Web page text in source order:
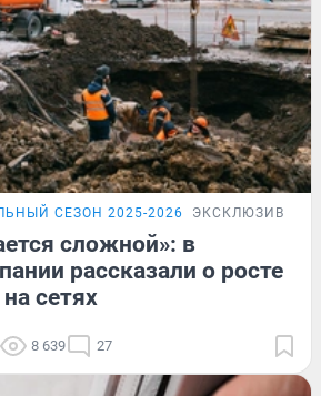
СЕЗОН 2025-2026 ЭКСКЛЮЗИВ
сложной»: в
рассказали о росте
сетях
8 639 27